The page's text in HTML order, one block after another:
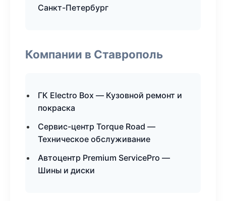
Санкт-Петербург
Компании в Ставрополь
ГК Electro Box — Кузовной ремонт и
покраска
Сервис-центр Torque Road —
Техническое обслуживание
Автоцентр Premium ServicePro —
Шины и диски